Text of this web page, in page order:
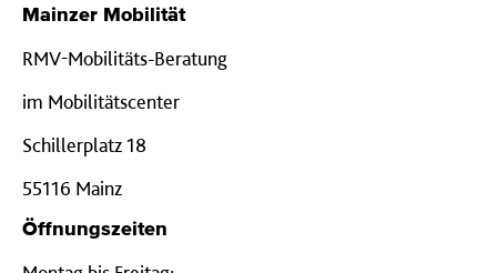
Mainzer Mobilität
RMV-Mobilitäts-Beratung
im Mobilitätscenter
Schillerplatz 18
55116 Mainz
Öffnungszeiten